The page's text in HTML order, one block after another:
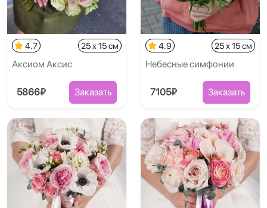
4.7 25 x 15 см
Аксиом Аксис
5866₽ Заказать
4.9 25 x 15 см
Небесные симфонии
7105₽ Заказать